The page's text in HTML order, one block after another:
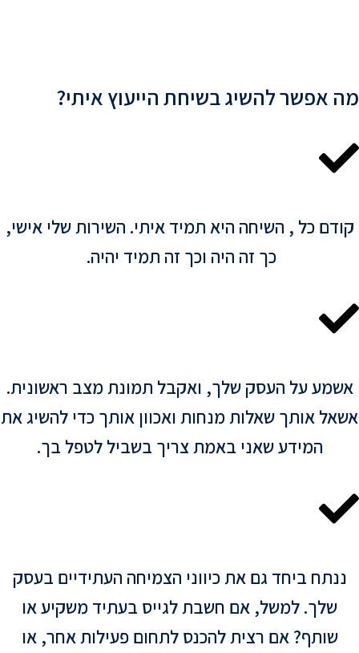
אפשר להשיג בשיחת הייעוץ איתי?
כל , השיחה היא תמיד איתי. השירות שלי אישי,
כך זה היה וכך זה תמיד יהיה. ​
על העסק שלך, ואקבל תמונת מצב ראשונית.
אותך שאלות מנחות ואכוון אותך כדי להשיג את
המידע שאני באמת צריך בשביל לטפל בך.
ביחד גם את כיווני הצמיחה העתידיים בעסק
שלך. למשל, אם חשבת לגייס בעתיד משקיע או
שותף? אם רצית להכנס לתחום פעילות אחר, או